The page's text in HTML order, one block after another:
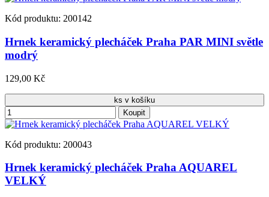
Kód produktu: 200142
Hrnek keramický plecháček Praha PAR MINI světle
modrý
129,00 Kč
ks v košíku
Koupit
Kód produktu: 200043
Hrnek keramický plecháček Praha AQUAREL
VELKÝ